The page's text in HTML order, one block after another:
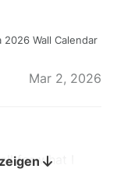
2026 Wall Calendar
Mar 2, 2026
for what I